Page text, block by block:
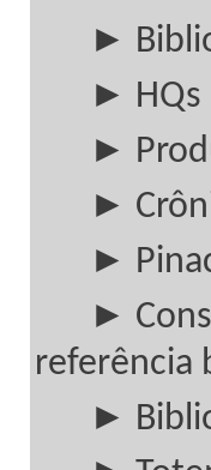
►
► HQs
►
►
►
►
referência
►